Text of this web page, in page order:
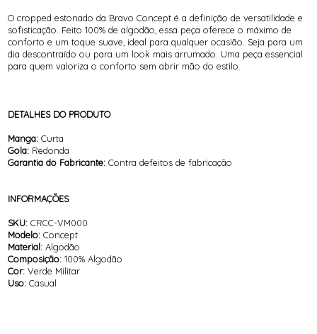
O cropped estonado da Bravo Concept é a definição de versatilidade e
sofisticação. Feito 100% de algodão, essa peça oferece o máximo de
conforto e um toque suave, ideal para qualquer ocasião. Seja para um
dia descontraído ou para um look mais arrumado. Uma peça essencial
para quem valoriza o conforto sem abrir mão do estilo.
DETALHES DO PRODUTO
Manga:Curta
Gola: Redonda
Garantia do Fabricante:Contra defeitos de fabricação
INFORMAÇÕES
SKU: CRCC-VM000
Modelo: Concept
Material: Algodão
Composição: 100% Algodão
Cor: Verde Militar
Uso: Casual